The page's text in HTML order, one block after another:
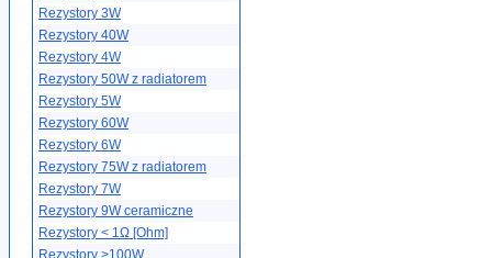
Rezystory 3W
Rezystory 40W
Rezystory 4W
Rezystory 50W z radiatorem
Rezystory 5W
Rezystory 60W
Rezystory 6W
Rezystory 75W z radiatorem
Rezystory 7W
Rezystory 9W ceramiczne
Rezystory < 1Ω [Ohm]
Rezystory >100W